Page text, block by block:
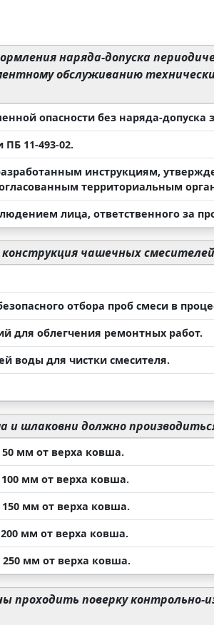
наряда-допуска
обслуживанию
опасности без наряда-допуска
11-493-02.
инструкциям,
территориальным
лица, ответственного за
чашечных
отбора проб смеси в
для облегчения ремонтных работ.
воды для чистки смесителя.
и шлаковни должно
мм от верха ковша.
мм от верха ковша.
мм от верха ковша.
мм от верха ковша.
мм от верха ковша.
проходить поверку контрольно-